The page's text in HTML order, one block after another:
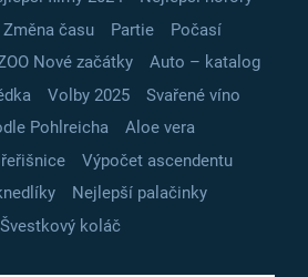
Změna času Partie
Počasí
Nové začátky
Auto – katalog
Volby 2025
Svařené víno
Pohlreicha
Aloe vera
Výpočet ascendentu
Nejlepší palačinky
Švestkový koláč